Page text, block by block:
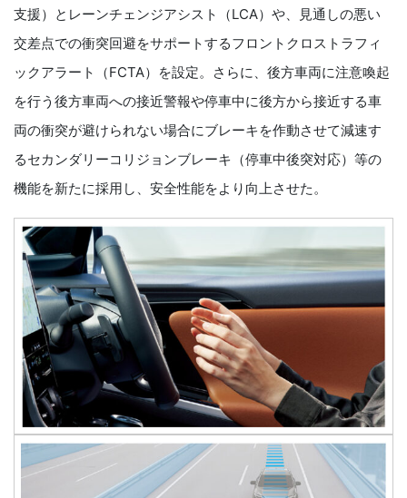
支援）とレーンチェンジアシスト（LCA）や、見通しの悪い
交差点での衝突回避をサポートするフロントクロストラフィ
ックアラート（FCTA）を設定。さらに、後方車両に注意喚起
を行う後方車両への接近警報や停車中に後方から接近する車
両の衝突が避けられない場合にブレーキを作動させて減速す
るセカンダリーコリジョンブレーキ（停車中後突対応）等の
機能を新たに採用し、安全性能をより向上させた。